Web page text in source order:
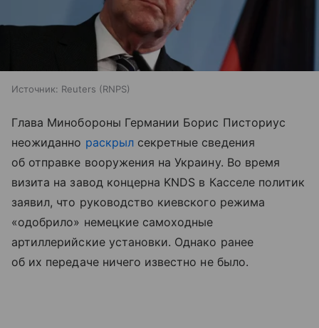
Источник: Reuters (RNPS)
Глава Минобороны Германии Борис Писториус
неожиданно раскрылсекретные сведения
об отправке вооружения на Украину. Во время
визита на завод концерна KNDS в Касселе политик
заявил, что руководство киевского режима
«одобрило» немецкие самоходные
артиллерийские установки. Однако ранее
об их передаче ничего известно не было.